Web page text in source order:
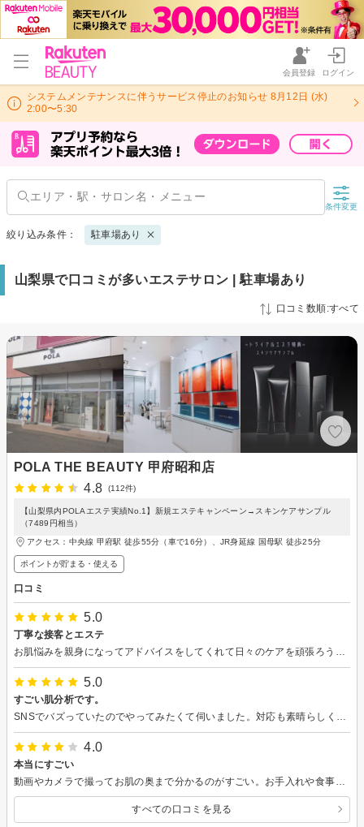
会員登録 ログイン
システムメンテナンスに伴うサービス停止のお知らせ 8月12日 (水)
2:00〜5:30
条件変更
絞り込み条件： 駐車場あり
山梨県で口コミが多いエステサロン | 駐車場あり
口コミ数順:すべて
POLA THE BEAUTY 甲府昭和店
4.8
(112件)
【山梨県内POLAエステ実績No.1】新規エステキャンペーン→スキンケアサンプル
（7489円相当）
アクセス：中央線 甲府駅 徒歩55分（車で16分）、JR身延線 国母駅 徒歩25分
ポイントが貯まる・使える
口コミ
5.0
丁寧な接客とエステ
5.0
すごい肌分析です。
4.0
本当にすごい
すべての口コミを見る